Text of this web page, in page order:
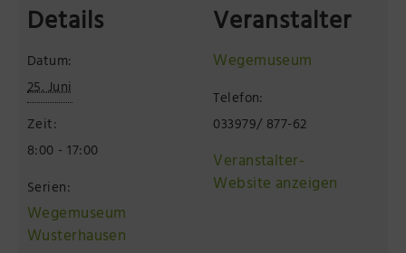
Details
Datum:
25. Juni
Zeit:
8:00 - 17:00
Serien:
Wegemuseum
Wusterhausen
Veranstalter
Wegemuseum
Telefon:
033979/ 877-62
Veranstalter-
Website anzeigen